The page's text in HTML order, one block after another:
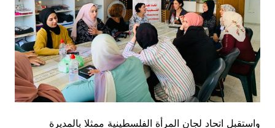
واستقبل اتحاد لجان المرأة الفلسطينية ممثلا بالمديرة